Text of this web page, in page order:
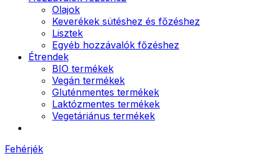
Olajok
Keverékek sütéshez és főzéshez
Lisztek
Egyéb hozzávalók főzéshez
Étrendek
BIO termékek
Vegán termékek
Gluténmentes termékek
Laktózmentes termékek
Vegetáriánus termékek
Fehérjék